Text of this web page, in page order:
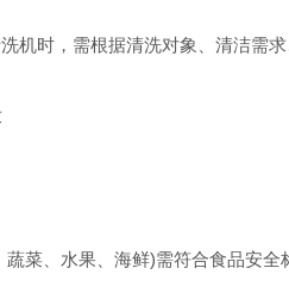
时，需根据清洗对象、清洁需求
、水果、海鲜)需符合食品安全